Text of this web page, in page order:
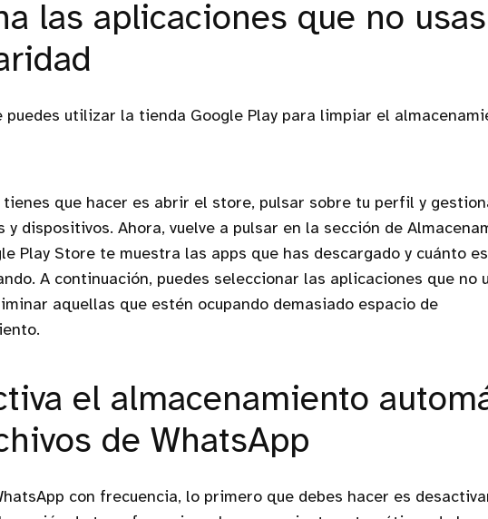
las aplicaciones que no
puedes utilizar la tienda Google Play para limpiar el
tienes que hacer es abrir el store, pulsar sobre tu perfil y
y dispositivos. Ahora, vuelve a pulsar en la sección de
Play Store te muestra las apps que has descargado y cuánto
A continuación, puedes seleccionar las aplicaciones que no
aquellas que estén ocupando demasiado espacio de
el almacenamiento
de WhatsApp
con frecuencia, lo primero que debes hacer es